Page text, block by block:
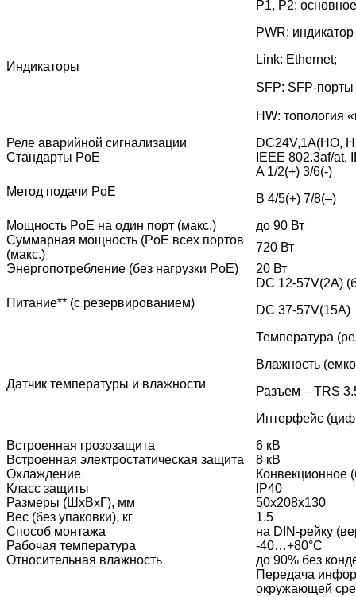
Индикаторы
P1, P2:
PWR:
Link: Ethernet;
SFP: SFP-
HW: топология
Реле аварийной сигнализации
DC24V,1A(НО,
Стандарты PoE
IEEE 802.3af/at,
Метод подачи PoE
A 1/2(+) 3/6(-)
В 4/5(+) 7/8(–)
Мощность PoE на один порт (макс.)
до 90 Вт
Суммарная мощность (PoE всех портов
(макс.)
720 Вт
Энергопотребление (без нагрузки PoE)
20 Вт
Питание** (с резервированием)
DC 12-57V(2А)
DC 37-57V(15А)
Датчик температуры и влажности
Температура
Влажность
Разъем – TRS
Интерфейс
Встроенная грозозащита
6 кВ
Встроенная электростатическая защита
8 кВ
Охлаждение
Конвекционное
Класс защиты
IP40
Размеры (ШхВхГ), мм
50х208х130
Вес (без упаковки), кг
1.5
Способ монтажа
на DIN-рейку
Рабочая температура
-40…+80°С
Относительная влажность
до 90% без
Передача
окружающей